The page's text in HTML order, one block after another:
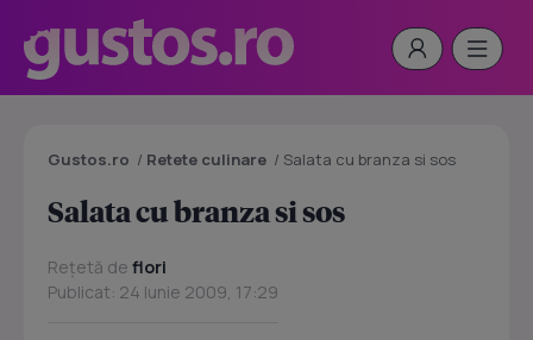
Gustos.ro / Retete culinare / Salata cu branza si sos
Salata cu branza si sos
Rețetă de flori
Publicat: 24 Iunie 2009, 17:29